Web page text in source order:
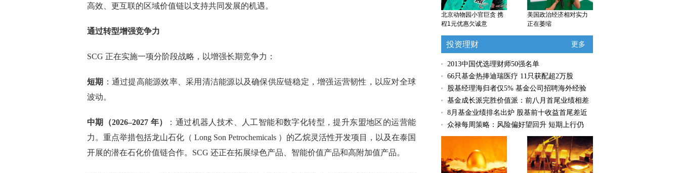
高效、更互联的区域价值链以支持共同发展的机遇。
通过转型增强竞争力
SCG 正在实施一项分阶段战略，以增强长期竞争力：
短期 ：通过提高能源效率、采用清洁能源以及确保供应链稳定，增强运营韧性，以应对全球
波动。
中期（2026–2027 年）
：通过机器人技术、人工智能和数字化转型，提升东盟地区的运营能
力。重点举措包括龙山石化（ Long Son Petrochemicals ）的乙烷灵活性开发项目，以及在泰国
开展的潜在石化价值链合作。SCG 还正在拓展绿色产品、智能价值产品和高附加值产品。
美国政治经济相对实力
正在萎缩
北京动物园小官巨贪 携
程1元优惠欠诚意
投资理财 更多
2013中国优选理财师50强名单
66只基金热捧迪瑞医疗 11只获配超2万股
股基经理海归者仅5% 基金公司招聘海外经验
基金成长派完胜价值派：前八月首尾业绩相差
8月基金业绩排名出炉 股基前十收益首尾差近
众禄每周策略：风险偏好望回升 短期上行仍